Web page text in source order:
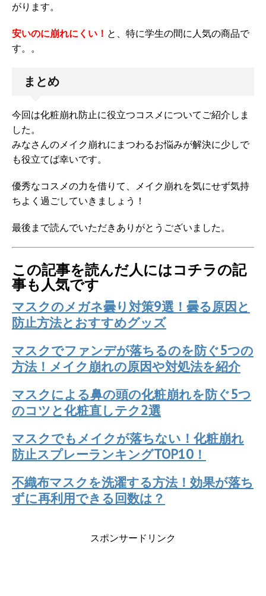
がります。
安いのに崩れにくい！ と、特に学生の間に人気の商品で
す。。
まとめ
今回は化粧崩れ防止に役立つコスメについてご紹介しま
した。
みなさんのメイク崩れにまつわるお悩みが解決に少しで
も役立てば幸いです。
優秀なコスメの力を借りて、メイク崩れを気にせず気持
ちよく過ごしていきましょう！
最後まで読んでいただきありがとうございました。
この記事を読んだ人にはコチラの記
事も人気です
マスクのメガネ曇り対策9選！曇る原因と
防止方法とおすすめグッズ
マスクでファンデが落ちるのを防ぐ5つの
方法！メイク崩れの原因や対処法を紹介
マスクによる鼻の頭の化粧崩れを防ぐ5つ
のコツと化粧直しテク2選
マスクでもメイクが落ちない！化粧崩れ
防止スプレーランキングTOP10！
不織布マスクを洗濯する方法！効果が落ち
ずに再利用できる回数は？
スポンサードリンク